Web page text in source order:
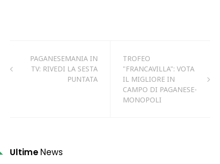
PAGANESEMANIA IN
TV: RIVEDI LA SESTA
PUNTATA
TROFEO
"FRANCAVILLA": VOTA
IL MIGLIORE IN
CAMPO DI PAGANESE-
MONOPOLI
Ultime News